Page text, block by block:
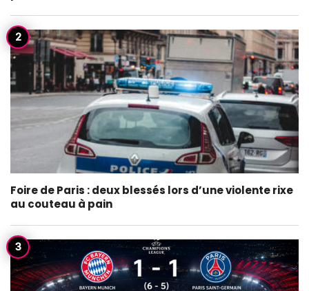
Foire de Paris : deux blessés lors d’une violente rixe
au couteau à pain